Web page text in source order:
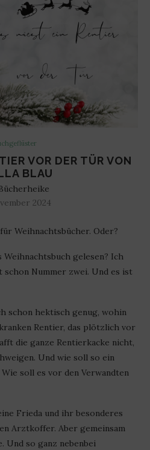
VOR DER TÜR VON
BLAU
2024
Weihnachtsbücher. Oder?
gelesen? Ich
schon Nummer zwei. Und es ist
schon hektisch genug, wohin
Rentier, das plötzlich vor
die ganze Rentierkacke nicht,
Und wie soll so ein
soll es vor den Verwandten
Frieda und ihr besonderes
Arztkoffer. Aber gemeinsam
Und so ganz nebenbei